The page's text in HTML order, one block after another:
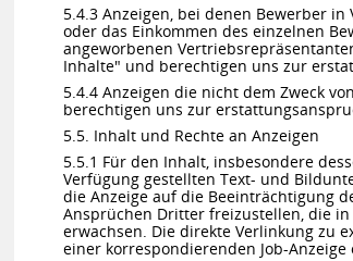
5.4.3 Anzeigen, bei denen Bewerber
oder das Einkommen des einzelnen
angeworbenen
Inhalte" und berechtigen uns zur
5.4.4 Anzeigen die nicht dem Zweck
berechtigen uns zur
5.5. Inhalt und Rechte an Anzeigen
5.5.1 Für den Inhalt, insbesondere
Verfügung gestellten Text- und
die Anzeige auf die Beeinträchtigung
Ansprüchen Dritter freizustellen, die
erwachsen. Die direkte Verlinkung zu
einer korrespondierenden Job-